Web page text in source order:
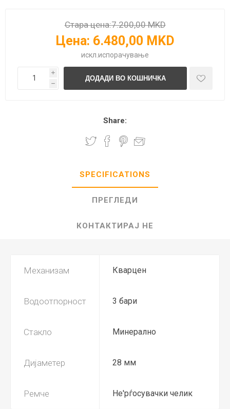
Стара цена:7.200,00 MKD
Цена: 6.480,00 MKD
искл. испорачување
i
h
Share:
SPECIFICATIONS
ПРЕГЛЕДИ
КОНТАКТИРАЈ НЕ
Механизам Кварцен
Водоотпорност 3 бари
Стакло Минерално
Дијаметер 28 мм
Ремче Не'рѓосувачки челик